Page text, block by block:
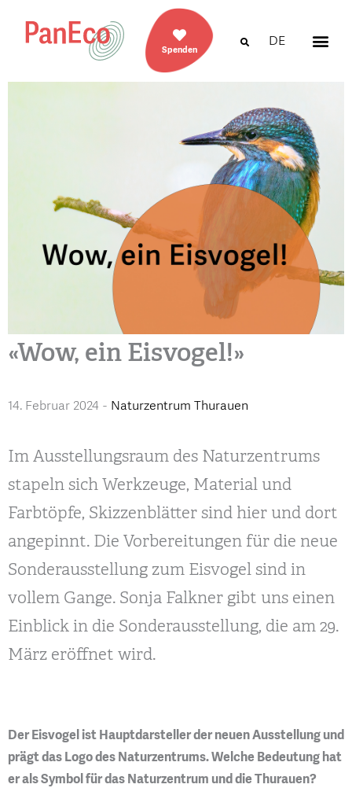
Spenden
DE
«Wow, ein Eisvogel!»
14. Februar 2024 - Naturzentrum Thurauen
Im Ausstellungsraum des Naturzentrums
stapeln sich Werkzeuge, Material und
Farbtöpfe, Skizzenblätter sind hier und dort
angepinnt. Die Vorbereitungen für die neue
Sonderausstellung zum Eisvogel sind in
vollem Gange. Sonja Falkner gibt uns einen
Einblick in die Sonderausstellung, die am 29.
März eröffnet wird.
Der Eisvogel ist Hauptdarsteller der neuen Ausstellung und
prägt das Logo des Naturzentrums. Welche Bedeutung hat
er als Symbol für das Naturzentrum und die Thurauen?